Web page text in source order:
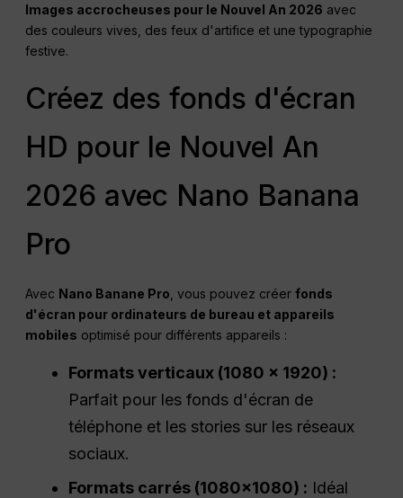
Images accrocheuses pour le Nouvel An 2026 avec
des couleurs vives, des feux d'artifice et une typographie
festive.
Créez des fonds d'écran
HD pour le Nouvel An
2026 avec Nano Banana
Pro
Avec Nano Banane Pro , vous pouvez créerfonds
d'écran pour ordinateurs de bureau et appareils
mobiles optimisé pour différents appareils :
Formats verticaux (1080 × 1920) :
Parfait pour les fonds d'écran de
téléphone et les stories sur les réseaux
sociaux.
Formats carrés (1080×1080) : Idéal